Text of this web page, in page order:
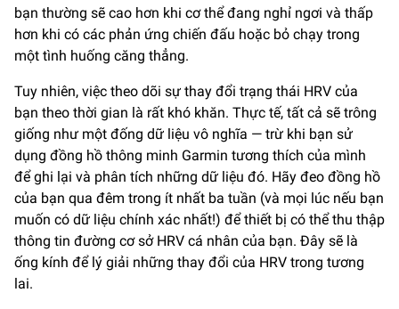
bạn thường sẽ cao hơn khi cơ thể đang nghỉ ngơi và thấp
hơn khi có các phản ứng chiến đấu hoặc bỏ chạy trong
một tình huống căng thẳng.
Tuy nhiên, việc theo dõi sự thay đổi trạng thái HRV của
bạn theo thời gian là rất khó khăn. Thực tế, tất cả sẽ trông
giống như một đống dữ liệu vô nghĩa — trừ khi bạn sử
dụng đồng hồ thông minh Garmin tương thích của mình
để ghi lại và phân tích những dữ liệu đó. Hãy đeo đồng hồ
của bạn qua đêm trong ít nhất ba tuần (và mọi lúc nếu bạn
muốn có dữ liệu chính xác nhất!) để thiết bị có thể thu thập
thông tin đường cơ sở HRV cá nhân của bạn. Đây sẽ là
ống kính để lý giải những thay đổi của HRV trong tương
lai.